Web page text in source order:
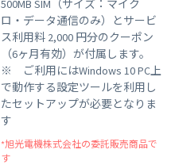
500MB SIM（サイズ：マイク
ロ・データ通信のみ）とサービ
ス利用料 2,000 円分のクーポン
（6ヶ月有効）が付属します。
※ ご利用にはWindows 10 PC上
で動作する設定ツールを利用し
たセットアップが必要となりま
す
*旭光電機株式会社の委託販売商品で
す